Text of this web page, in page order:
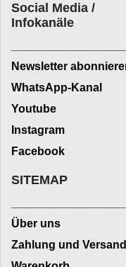
Social Media /
Infokanäle
Newsletter
WhatsApp-Kanal
Youtube
Instagram
Facebook
SITEMAP
Über uns
Zahlung und Versand